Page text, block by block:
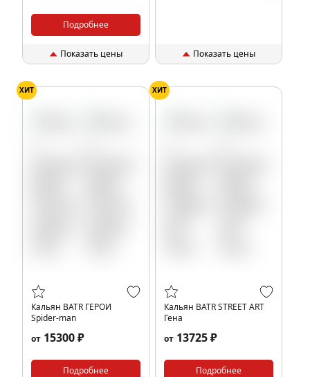
Подробнее
Показать цены Показать цены
ХИТ
Кальян BATR ГЕРОИ
Spider-man
от 15300 ₽
Подробнее
ХИТ
Кальян BATR STREET ART
Гена
от 13725 ₽
Подробнее